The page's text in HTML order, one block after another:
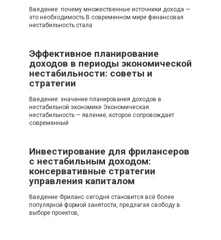
Введение: почему множественные источники дохода —
это необходимость В современном мире финансовая
нестабильность стала
Эффективное планирование
доходов в периоды экономической
нестабильности: советы и
стратегии
Введение: значение планирования доходов в
нестабильной экономике Экономическая
нестабильность — явление, которое сопровождает
современный
Инвестирование для фрилансеров
с нестабильным доходом:
консервативные стратегии
управления капиталом
Введение Фриланс сегодня становится всё более
популярной формой занятости, предлагая свободу в
выборе проектов,